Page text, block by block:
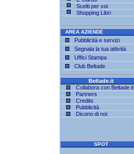
Scelti per voi
Shopping Libri
AREA AZIENDE
Pubblicità e servizi
Segnala la tua attività
Uffici Stampa
Club Beltade
Beltade.it
Collabora con Beltade.it
Partners
Credits
Pubblicità
Dicono di noi
SPOT